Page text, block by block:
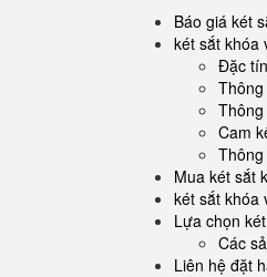
Báo giá két
két sắt khóa
Đặc
Cam
Mua két sắt
két sắt khóa
Lựa chọn
Các
Liên hệ đặt